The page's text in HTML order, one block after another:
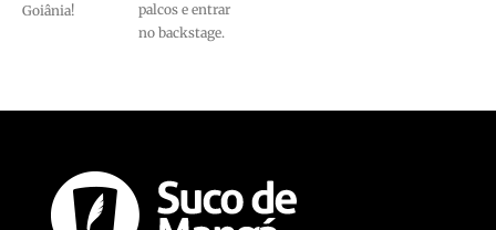
Goiânia!
palcos e entrar
no backstage.